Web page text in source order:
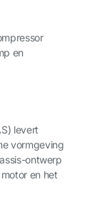
en
levert
vormgeving
ontwerp
en het